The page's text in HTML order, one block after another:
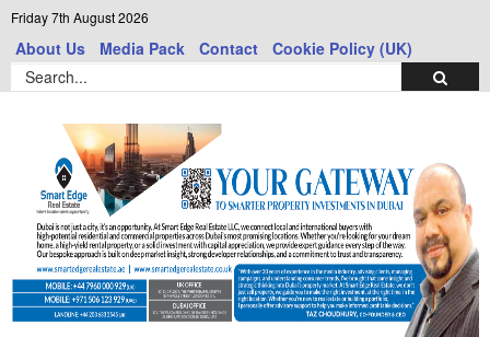
Friday 7th August 2026
About Us Media Pack Contact Cookie Policy (UK)